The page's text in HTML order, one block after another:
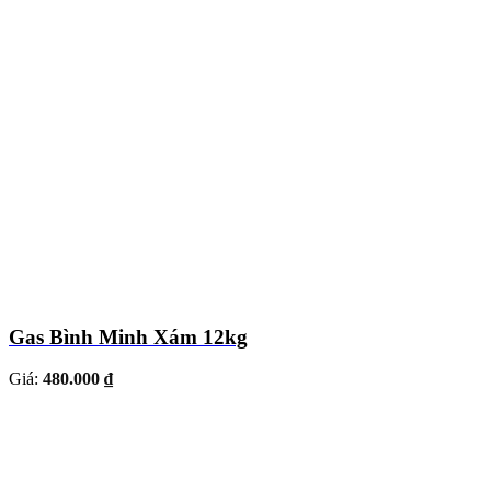
Gas Bình Minh Xám 12kg
Giá: 480.000 ₫